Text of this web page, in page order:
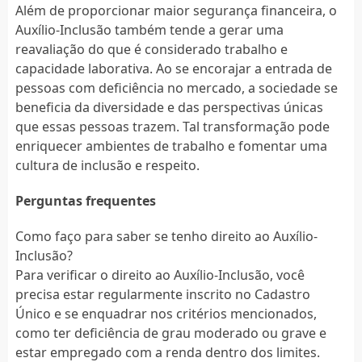
Além de proporcionar maior segurança financeira, o
Auxílio-Inclusão também tende a gerar uma
reavaliação do que é considerado trabalho e
capacidade laborativa. Ao se encorajar a entrada de
pessoas com deficiência no mercado, a sociedade se
beneficia da diversidade e das perspectivas únicas
que essas pessoas trazem. Tal transformação pode
enriquecer ambientes de trabalho e fomentar uma
cultura de inclusão e respeito.
Perguntas frequentes
Como faço para saber se tenho direito ao Auxílio-
Inclusão?
Para verificar o direito ao Auxílio-Inclusão, você
precisa estar regularmente inscrito no Cadastro
Único e se enquadrar nos critérios mencionados,
como ter deficiência de grau moderado ou grave e
estar empregado com a renda dentro dos limites.